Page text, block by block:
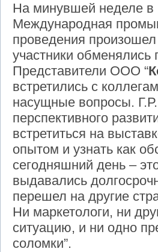
На минувшей неделе в
Международная
проведения
участники обменялись
Представители ООО “
встретились с
насущные вопросы.
перспективного
встретиться на
опытом и узнать как
сегодняшний день –
выдавались
перешел на другие
Ни маркетологи, ни
ситуацию, и ни одно
соломки”.